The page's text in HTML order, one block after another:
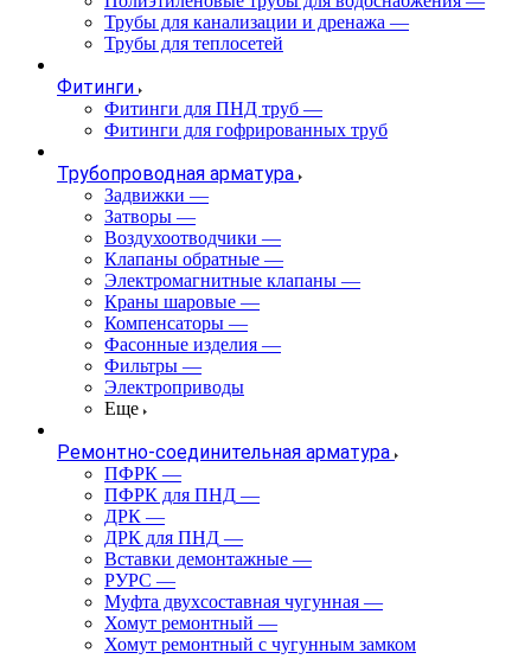
Трубы для канализации и дренажа —
Трубы для теплосетей
Фитинги
Фитинги для ПНД труб —
Фитинги для гофрированных труб
Трубопроводная арматура
Задвижки —
Затворы —
Воздухоотводчики —
Клапаны обратные —
Электромагнитные клапаны —
Краны шаровые —
Компенсаторы —
Фасонные изделия —
Фильтры —
Электроприводы
Еще
Ремонтно-соединительная арматура
ПФРК —
ПФРК для ПНД —
ДРК —
ДРК для ПНД —
Вставки демонтажные —
РУРС —
Муфта двухсоставная чугунная —
Хомут ремонтный —
Хомут ремонтный с чугунным замком